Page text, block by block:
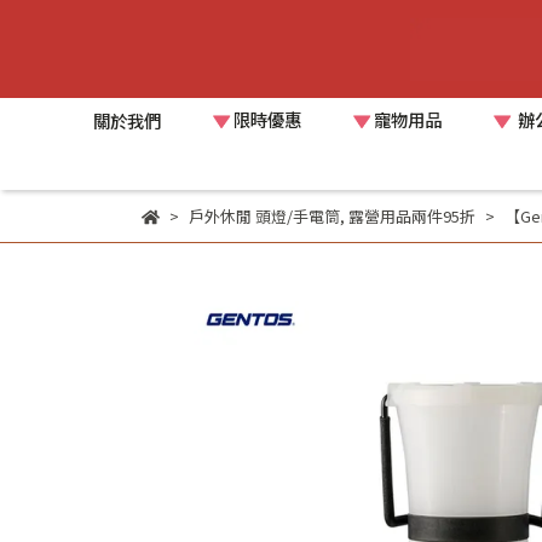
關於我們 限時優惠 寵物用品 辦
戶外休閒 頭燈/手電筒, 露營用品兩件95折 【